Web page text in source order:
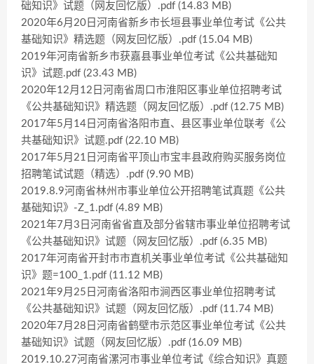
础知识》试题（网友回忆版）.pdf (14.83 MB)
2020年6月20日河南省新乡市长垣县事业单位考试《公共
基础知识》精选题（网友回忆版）.pdf (15.04 MB)
2019年河南省新乡市获嘉县事业单位考试《公共基础知
识》试题.pdf (23.43 MB)
2020年12月12日河南省周口市淮阳区事业单位招聘考试
《公共基础知识》精选题（网友回忆版）.pdf (12.75 MB)
2017年5月14日河南省洛阳市直、县区事业单位联考《公
共基础知识》试题.pdf (22.10 MB)
2017年5月21日河南省平顶山市宝丰县政府购买服务岗位
招聘笔试试题（精选）.pdf (9.90 MB)
2019.8.9河南省林州市事业单位公开招聘笔试真题《公共
基础知识》-Z_1.pdf (4.89 MB)
2021年7月3日河南省省直及部分省辖市事业单位招聘考试
《公共基础知识》试题（网友回忆版）.pdf (6.35 MB)
2017年河南省开封市市直机关事业单位考试《公共基础知
识》题=100_1.pdf (11.12 MB)
2021年9月25日河南省洛阳市涧西区事业单位招聘考试
《公共基础知识》试题（网友回忆版）.pdf (11.74 MB)
2020年7月28日河南省鹤壁市示范区事业单位考试《公共
基础知识》试题（网友回忆版）.pdf (16.09 MB)
2019.10.27河南省漯河市事业单位考试《综合知识》真题